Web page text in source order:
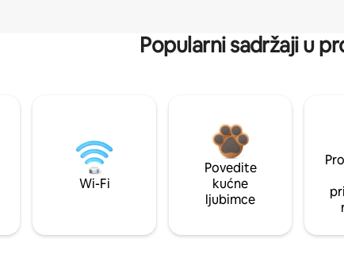
Popularni sadržaji u
Wi-Fi
Povedite
kućne
ljubimce